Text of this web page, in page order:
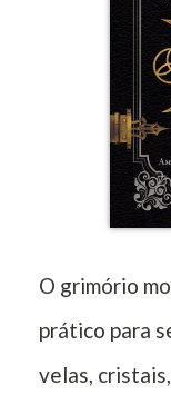
O grimório
prático para
velas,